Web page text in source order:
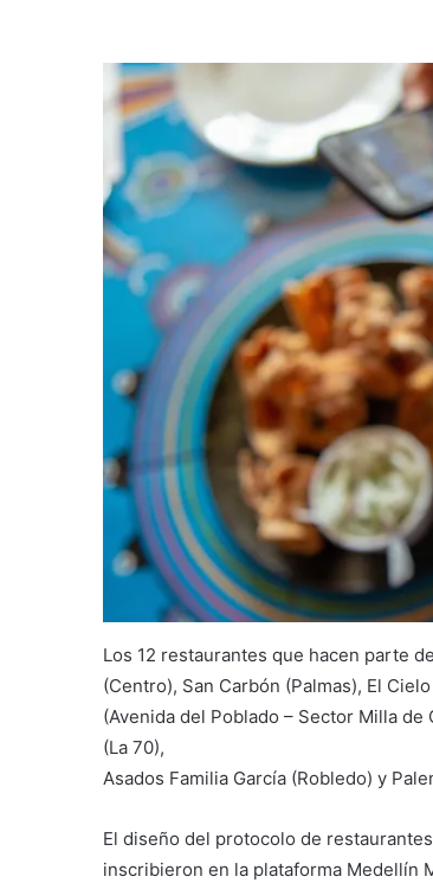
Los 12 restaurantes que hacen parte
(Centro), San Carbón (Palmas), El
(Avenida del Poblado – Sector Milla
(La 70),
Asados Familia García (Robledo) y
El diseño del protocolo de
inscribieron en la plataforma Medellín